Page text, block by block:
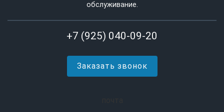
обслуживание.
+7 (925) 040-09-20
Заказать звонок